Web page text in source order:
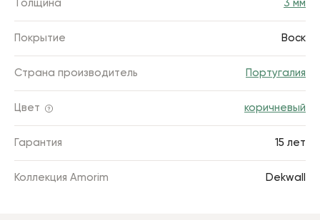
Толщина 3 мм
Покрытие Воск
Страна производитель Португалия
Цвет коричневый
Гарантия 15 лет
Коллекция Amorim Dekwall